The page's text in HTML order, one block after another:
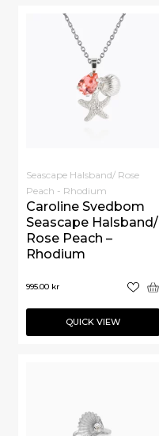
Seascape Halsband/ Rose
Peach - Rhodium
Caroline Svedbom
Seascape Halsband/
Rose Peach –
Rhodium
995.00 kr
QUICK VIEW